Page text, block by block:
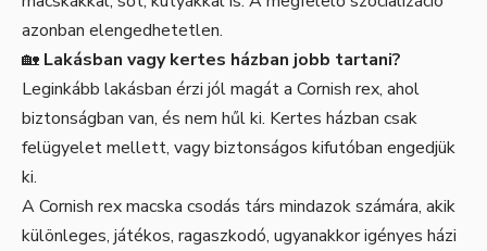
azonban elengedhetetlen.
🏡 Lakásban vagy kertes házban jobb tartani?
Leginkább lakásban érzi jól magát a Cornish rex, ahol
biztonságban van, és nem hűl ki. Kertes házban csak
felügyelet mellett, vagy biztonságos kifutóban engedjük
ki.
A Cornish rex macska csodás társ mindazok számára, akik
különleges, játékos, ragaszkodó, ugyanakkor igényes házi